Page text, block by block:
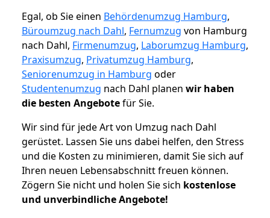
Egal, ob Sie einen Behördenumzug Hamburg,
Büroumzug nach Dahl, Fernumzug von Hamburg
nach Dahl, Firmenumzug, Laborumzug Hamburg,
Praxisumzug, Privatumzug Hamburg,
Seniorenumzug in Hamburg oder
Studentenumzug nach Dahl planen wir haben
die besten Angebotefür Sie.
Wir sind für jede Art von Umzug nach Dahl
gerüstet. Lassen Sie uns dabei helfen, den Stress
und die Kosten zu minimieren, damit Sie sich auf
Ihren neuen Lebensabschnitt freuen können.
Zögern Sie nicht und holen Sie sich kostenlose
und unverbindliche Angebote!